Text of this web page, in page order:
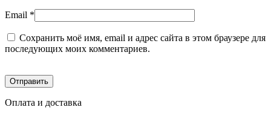
Email *
Сохранить моё имя, email и адрес сайта в этом браузере для
последующих моих комментариев.
Оплата и доставка